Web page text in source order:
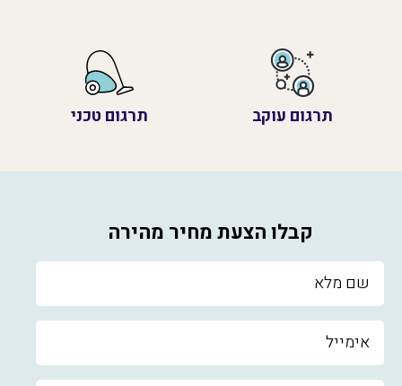
תרגום עוקב תרגום טכני
קבלו הצעת מחיר מהירה